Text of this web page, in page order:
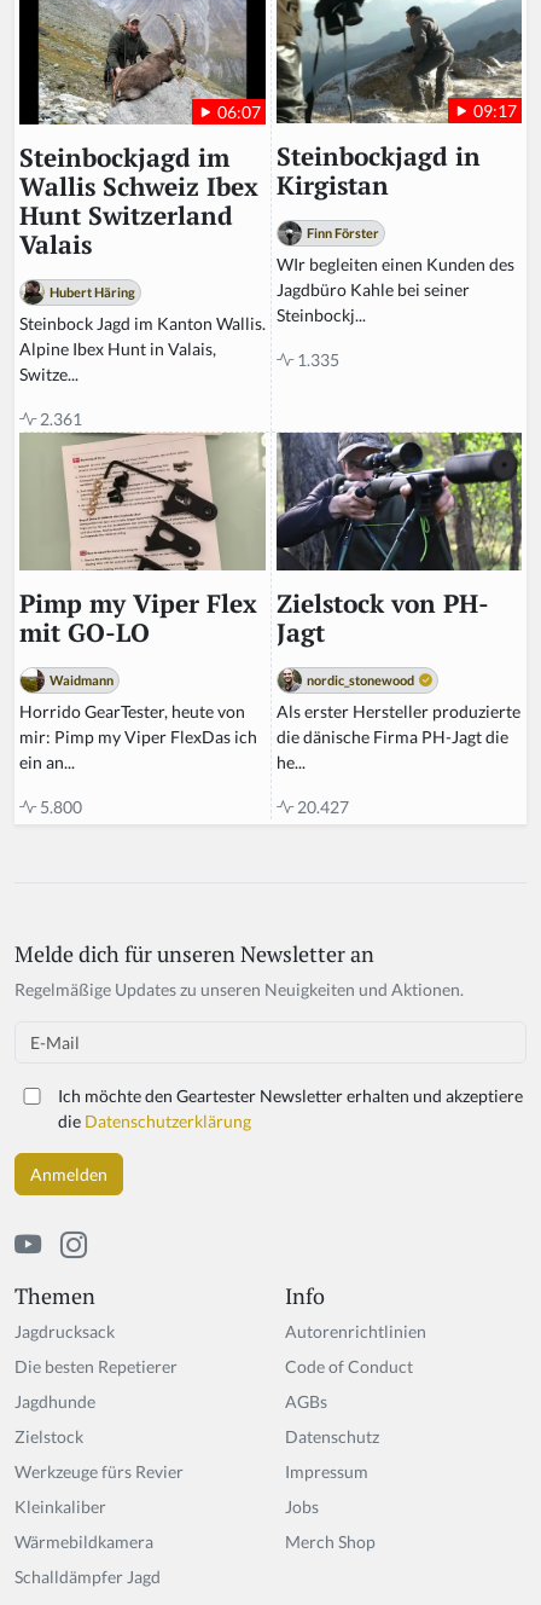
06:07
Steinbockjagd im
Wallis Schweiz Ibex
Hunt Switzerland
Valais
Hubert Häring
Steinbock Jagd im Kanton Wallis.
Alpine Ibex Hunt in Valais,
Switze...
2.361
09:17
Steinbockjagd in
Kirgistan
Finn Förster
WIr begleiten einen Kunden des
Jagdbüro Kahle bei seiner
Steinbockj...
1.335
Pimp my Viper Flex
mit GO-LO
Waidmann
Horrido GearTester, heute von
mir: Pimp my Viper FlexDas ich
ein an...
5.800
Zielstock von PH-
Jagt
nordic_stonewood
Als erster Hersteller produzierte
die dänische Firma PH-Jagt die
he...
20.427
Themen
Jagdrucksack
Die besten Repetierer
Jagdhunde
Zielstock
Werkzeuge fürs Revier
Kleinkaliber
Wärmebildkamera
Schalldämpfer Jagd
Info
Autorenrichtlinien
Code of Conduct
AGBs
Datenschutz
Impressum
Jobs
Merch Shop
Melde dich für unseren Newsletter an
Regelmäßige Updates zu unseren Neuigkeiten und Aktionen.
Email
Ich möchte den Geartester Newsletter erhalten und akzeptiere
die Datenschutzerklärung